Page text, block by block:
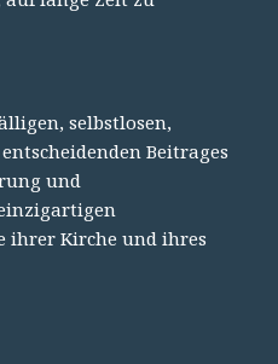
selbstlosen,
Beitrages
und
ihrer Kirche und ihres